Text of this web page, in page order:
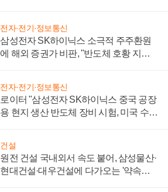
전자·전기·정보통신
삼성전자 SK하이닉스 소극적 주주환원
에 해외 증권가 비판, "반도체 호황 지속
전자·전기·정보통신
로이터 "삼성전자 SK하이닉스 중국 공장
용 현지 생산 반도체 장비 시험, 미국 수출
건설
원전 건설 국내외서 속도 붙어, 삼성물산·
현대건설·대우건설에 다가오는 '약속의